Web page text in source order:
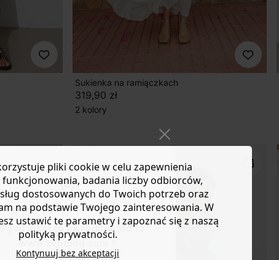
you want to be redirected to
www.promod.com ?
Sukienka na ramiączkach
319,90 zł
2 kolory
pliki cookie w celu zapewnienia
funkcjonowania, badania liczby odbiorców,
dostosowanych do Twoich potrzeb oraz
na podstawie Twojego zainteresowania. W
ustawić te parametry i zapoznać się z naszą
polityką prywatności.
Kontynuuj bez akceptacji